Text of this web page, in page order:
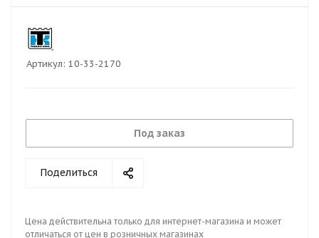
Артикул: 10-33-2170
Под заказ
Поделиться
Цена действительна только для интернет-магазина и может
отличаться от цен в розничных магазинах